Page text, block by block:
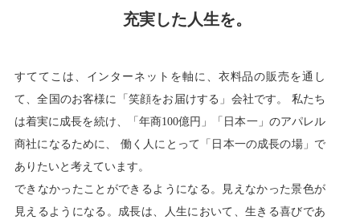
中本 凛
教育制度
新卒採用
周辺施設のご案内
President greeting
Company Information
History
Retail business
社长致辞及介绍
公司概要
企业理念
沿革
充実した人生を。
すててこは、インターネットを軸に、衣料品の販売を通し
て、全国のお客様に「笑顔をお届けする」会社です。
私たち
は着実に成長を続け、「年商100億円」「日本一」のアパレル
商社になるために、
働く人にとって「日本一の成長の場」で
ありたいと考えています。
できなかったことができるようになる。見えなかった景色が
見えるようになる。 成長は、人生において、生きる喜びであ